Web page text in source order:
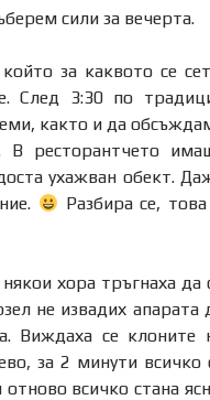
сили за вечерта.
за каквото се
След 3:30 по
както и да
В ресторантчето
ухажван обект.
Разбира се,
хора тръгнаха да
не извадих апарата
Виждаха се клоните
за 2 минути всичко
всичко стана